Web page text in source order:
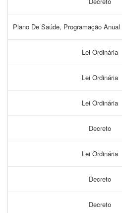
Plano De Saúde, Programação
Lei Ordinária
Lei Ordinária
Lei Ordinária
Decreto
Lei Ordinária
Decreto
Decreto